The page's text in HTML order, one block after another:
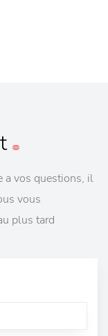
a vos questions, il
vous
plus tard